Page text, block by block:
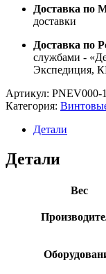
Доставка по
доставки
Доставка по
службами -
Экспедиция,
Артикул: PNEV000-
Категория:
Детали
Детали
Вес